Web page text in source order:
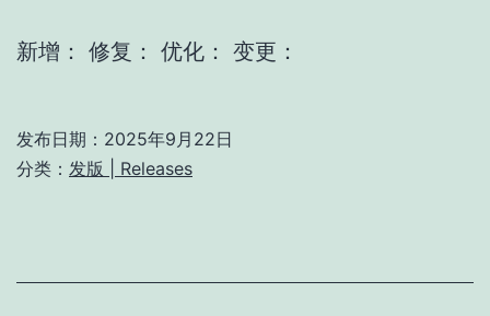
新增： 修复： 优化： 变更：
发布日期： 2025年9月22日
分类： 发版 | Releases